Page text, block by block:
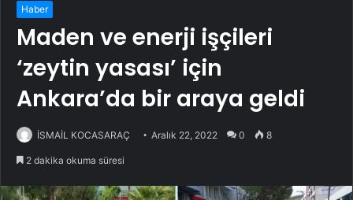
Haber
Maden ve enerji işçileri
‘zeytin yasası’ için
Ankara’da bir araya geldi
İSMAİL KOCASARAÇ Aralık 22, 2022 0 8
2 dakika okuma süresi